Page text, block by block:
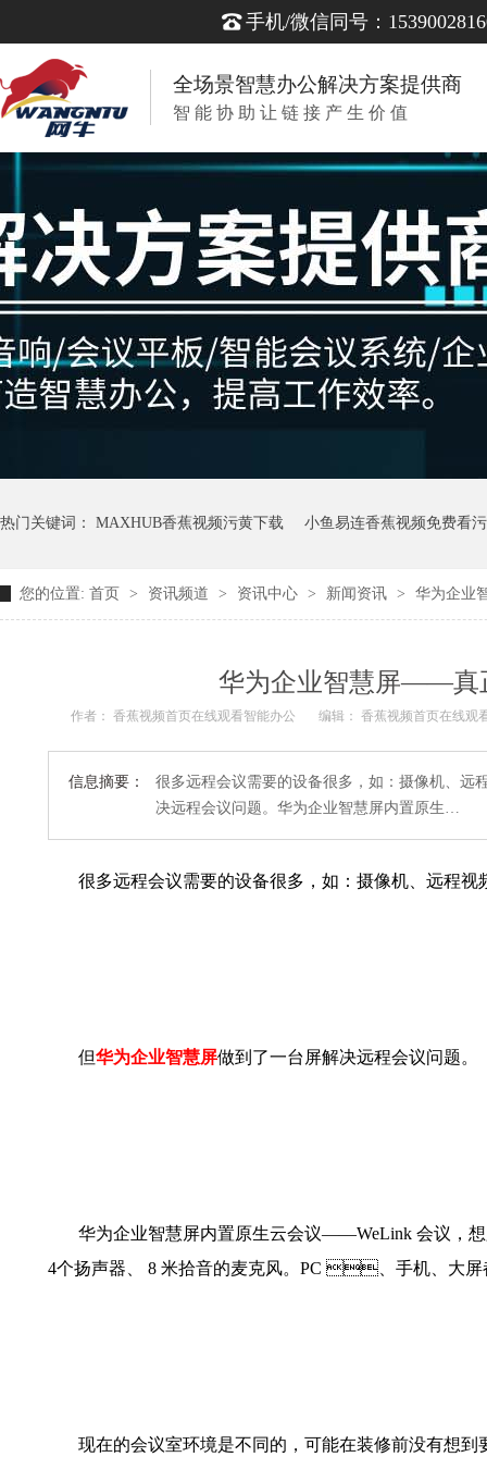
手机/微信同号：
全场景智慧办公解决方案提供商
智 能 协 助 让 链 接 产 生 价 值
热门关键词： MAXHUB香蕉视频污黄下载 小鱼易连香蕉视频免费看污
您的位置: 首页 > 资讯频道 > 资讯中心 > 新闻资讯 > 华为企业
华为企业智慧屏——真
作者： 香蕉视频首页在线观看智能办公 编辑： 香蕉视频首页在线
信息摘要：
很多远程会议需要的设备很多，如：摄像机
决远程会议问题。华为企业智慧屏内置原生…
很多远程会议需要的设备很多，如：摄像机、远程视频
但华为企业智慧屏做到了一台屏解决远程会议问题。
华为企业智慧屏内置原生云会议——WeLink 会议
4个扬声器、 8 米拾音的麦克风。 PC 、手机、大屏都
现在的会议室环境是不同的，可能在装修前没有想到